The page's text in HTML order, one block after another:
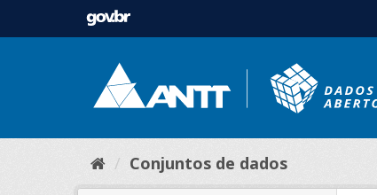
Conjuntos de dados